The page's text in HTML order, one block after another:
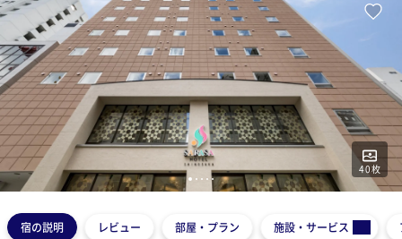
40枚
1 2 3 45
宿の説明 レビュー 部屋・プラン 施設・サービス